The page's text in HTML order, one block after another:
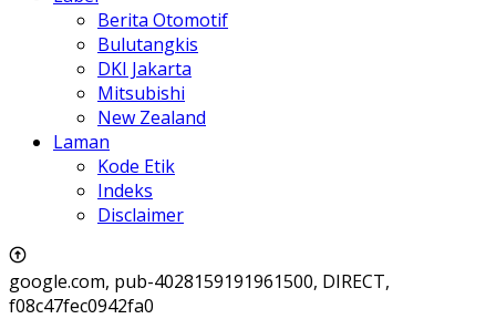
Berita Otomotif
Bulutangkis
DKI Jakarta
Mitsubishi
New Zealand
Laman
Kode Etik
Indeks
Disclaimer
google.com, pub-4028159191961500, DIRECT,
f08c47fec0942fa0